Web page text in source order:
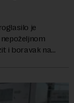
je
i boravak na